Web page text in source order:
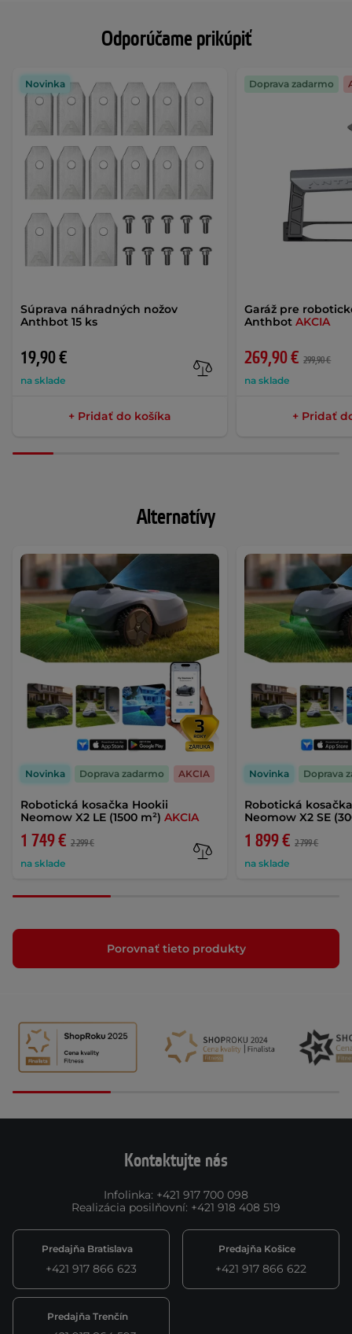
Odporúčame prikúpiť
Súprava náhradných nožov
Anthbot 15 ks
19,90 €
na sklade
Novinka
+ Pridať do košíka
Garáž pre
AnthbotAKCIA
269,90 € 299,90 €
na sklade
Doprava zadarmo
+ Pridať
Alternatívy
Robotická kosačka Hookii
Neomow X2 LE (1500 m²) AKCIA
1 749 € 2 299 €
na sklade
Novinka Doprava zadarmo AKCIA
Robotická
Neomow X2 SE
1 899 € 2 799 €
na sklade
Novinka Doprava
Porovnať tieto produkty
Kontaktujte nás
Infolinka: +421 917 700 098
Realizácia posilňovní: +421 918 408 519
Predajňa Bratislava
+421 917 866 623
Predajňa Košice
+421 917 866 622
Predajňa Trenčín